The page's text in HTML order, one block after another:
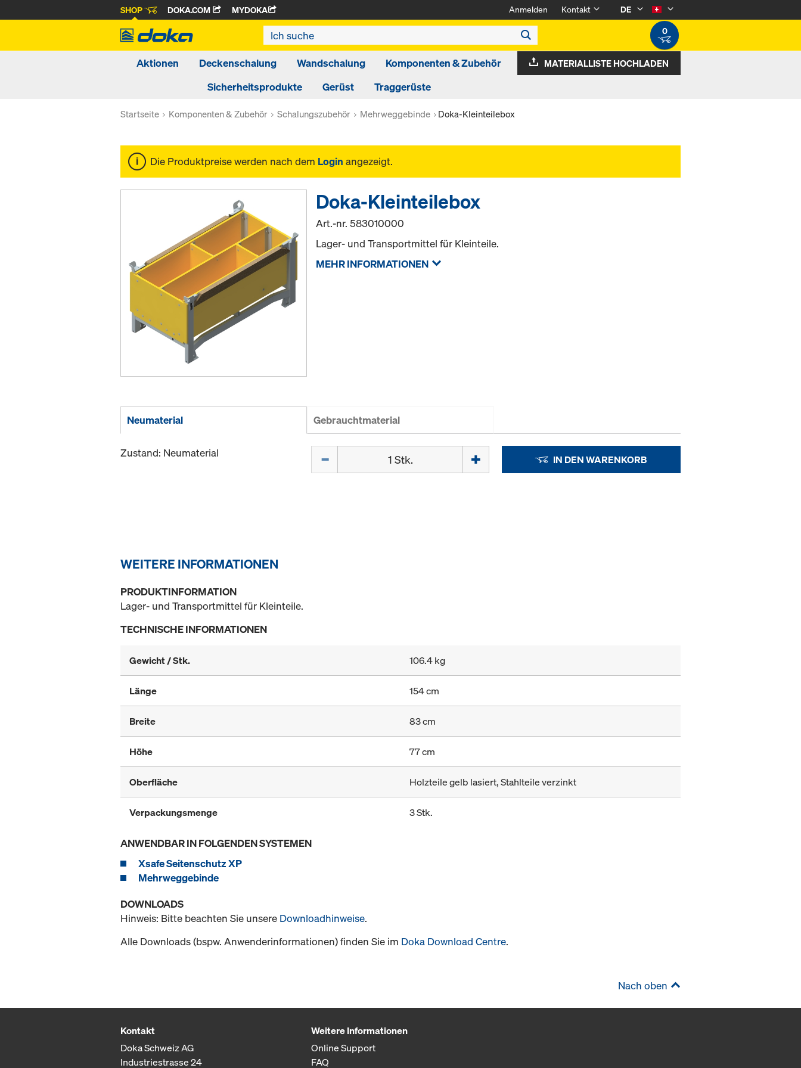
SHOP DOKA.COM MYDOKA Anmelden Kontakt
DE
0
Aktionen Deckenschalung Wandschalung
Komponenten & Zubehör
Sicherheitsprodukte
Gerüst Traggerüste
MATERIALLISTE HOCHLADEN
Startseite Komponenten & Zubehör Schalungszubehör Mehrweggebinde Doka-Kleinteilebox
Die Produktpreise werden nach dem Login angezeigt.
Doka-Kleinteilebox
Art.-nr.583010000
Lager- und Transportmittel für Kleinteile.
MEHR INFORMATIONEN
Neumaterial Gebrauchtmaterial
Zustand: Neumaterial IN DEN WARENKORB
WEITERE INFORMATIONEN
PRODUKTINFORMATION
Lager- und Transportmittel für Kleinteile.
TECHNISCHE INFORMATIONEN
Gewicht / Stk. 106.4 kg
Länge 154 cm
Breite 83 cm
Höhe 77 cm
Oberfläche Holzteile gelb lasiert, Stahlteile verzinkt
Verpackungsmenge 3 Stk.
ANWENDBAR IN FOLGENDEN SYSTEMEN
Xsafe Seitenschutz XP
Mehrweggebinde
DOWNLOADS
Hinweis: Bitte beachten Sie unsere Downloadhinweise.
Alle Downloads (bspw. Anwenderinformationen) finden Sie im Doka Download Centre.
Nach oben
Kontakt
Doka Schweiz AG
Industriestrasse 24
Weitere Informationen
Online Support
FAQ